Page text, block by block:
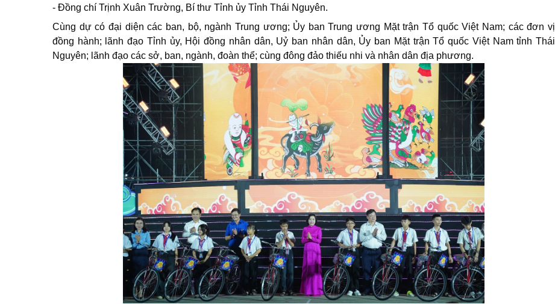
- Đồng chí Trịnh Xuân Trường, Bí thư Tỉnh ủy Tỉnh Thái Nguyên.
Cùng dự có đại diện các ban, bộ, ngành Trung ương; Ủy ban Trung ương Mặt trận Tổ quốc Việt Nam; các đơn vị
đồng hành; lãnh đạo Tỉnh ủy, Hội đồng nhân dân, Uỷ ban nhân dân, Ủy ban Mặt trận Tổ quốc Việt Nam tỉnh Thái
Nguyên; lãnh đạo các sở, ban, ngành, đoàn thể; cùng đông đảo thiếu nhi và nhân dân địa phương.